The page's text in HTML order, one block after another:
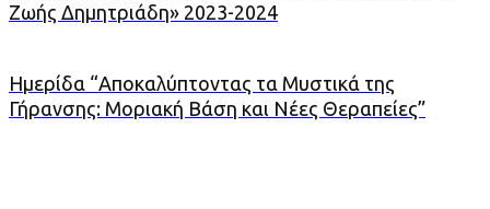
Ζωής Δημητριάδη» 2023-2024
Ημερίδα “Αποκαλύπτοντας τα Μυστικά της
Γήρανσης: Μοριακή Βάση και Νέες Θεραπείες”